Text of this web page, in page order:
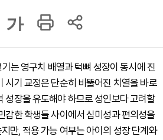
가
는 영구치 배열과 턱뼈 성장이 동시에 진
시기 교정은 단순히 비뚤어진 치열을 바로
성장을 유도해야 하므로 성인보다 고려할
감한 학생들 사이에서 심미성과 편의성을
만, 적용 가능 여부는 아이의 성장 단계와